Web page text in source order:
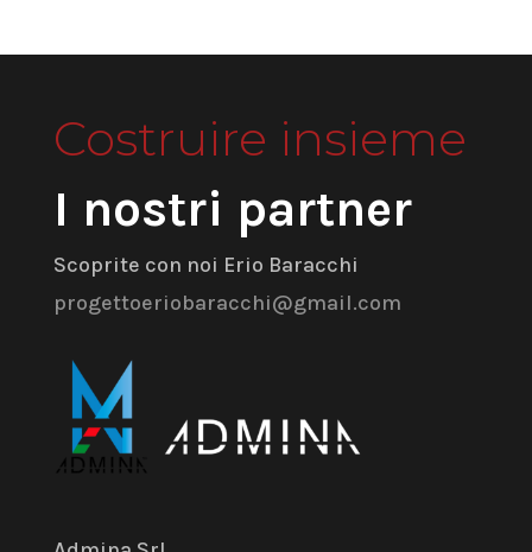
Costruire insieme
I nostri partner
Scoprite con noi Erio Baracchi
progettoeriobaracchi@gmail.com